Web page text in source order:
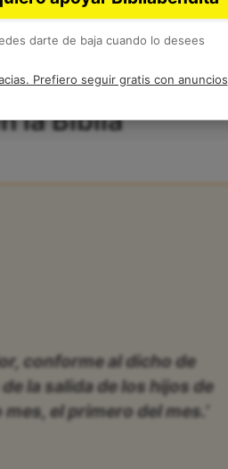
la Biblia
conforme al dicho de
la salida de los hijos de
el primero del mes.’
darte de baja cuando lo desees
Prefiero seguir gratis con anuncios